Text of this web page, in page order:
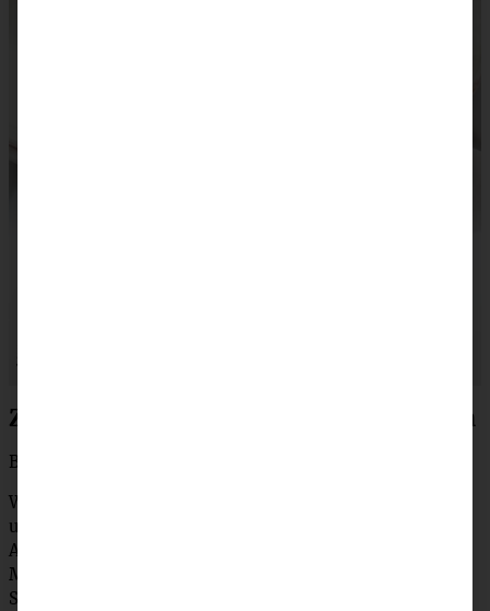
Zubereitung saftiger Blutorangenkuchen
Backofen auf 180 °C (160 °C Umluft) vorheizen.
Weiche Butter mit dem Zucker aufschlagen, die Eier nach
und nach zur Buttermasse zufügen und weiter rühren.
Abrieb, Saft, Vanille und Orangenlikör mischen. Mehl,
Mandeln, Backpulver und Natron in einer weiteren
Schüssel mischen. Beides abwechselnd zum Teig zufügen